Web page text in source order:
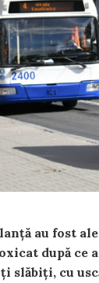
au fost
după
slăbiți, cu